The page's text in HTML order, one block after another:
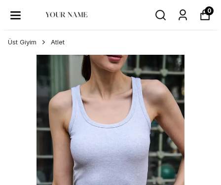
0
Üst Giyim Atlet